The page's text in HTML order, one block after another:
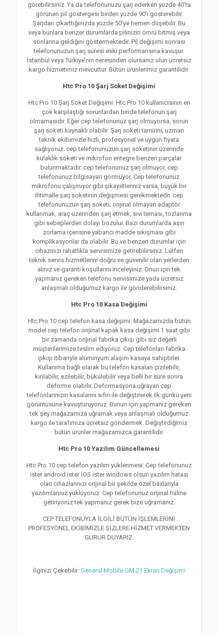
görebilirsiniz. Ya da telefonunuzu şarj ederken yüzde 40’ta
görünen pil göstergesi birden yüzde 90’ı gösterebilir.
Şarjdan çıkarttığınızda yüzde 50’ye hemen düşebilir. Bu
veya bunlara benzer durumlarda pilinizin ömrü bitmiş veya
sonlarına geldiğini göstermektedir. Pil değişimi sonrası
telefonunuzun şarj süresi eski performansına kavuşur.
İstanbul veya Türkiye’nin neresinden olursanız olun ücretsiz
kargo hizmetimiz mevcuttur. Bütün ürünlerimiz garantilidir.
Htc Pro 10 Şarj Soket Değişimi
Htc Pro 10 Şarj Soket Değişimi: Htc Pro 10 kullanıcısının en
çok karşılaştığı sorunlardan biride telefonun şarj
olmamasıdır. Eğer cep telefonunuz şarj olmuyorsa, sorun
şarj soketi kaynaklı olabilir. Şarj soketi tamirini; uzman
teknik ekibimizle hızlı, profesyonel ve uygun fiyata
sağlıyoruz. cep telefonunuzun şarj soketinin üzerinde
kulaklık soketi ve mikrofon entegre benzeri parçalar
bulunmaktadır. cep telefonunuz şarj olmuyor, cep
telefonunuz bilgisayarı görmüyor, Cep telefonunuz
mikrofonu çalışmıyor gibi şikayetleriniz varsa, büyük bir
ihtimalle şarj soketinin değişmesi gerekmektedir. cep
telefonunuzun şarj soketi; orijinal olmayan adaptör
kullanmak, araç üzerinden şarj etmek, sıvı teması, tozlanma
gibi sebeplerden dolayı bozulur. Bazı durumlarda aşırı
zorlama içerisine yabancı madde sıkışması gibi
komplikasyonlar da olabilir. Bu ve benzeri durumlar için
cihazınızı rahatlıkla servisimize getirebilirsiniz. Lütfen
teknik servis hizmetlerini doğru ve güvenilir olan yerlerden
alınız ve garanti koşullarını inceleyiniz. Onun için tek
yapmanız gereken telefonu servisimize yada ücretsiz
anlaşmalı olduğumuz kargo ile gönderebilirsiniz.
Htc Pro 10 Kasa Değişimi
Htc Pro 10 cep telefon kasa değişimi: Mağazamızda bütün
model cep telefon orijinal kapak kasa değişimi 1 saat gibi
bir zamanda orijinal fabrika çıkışı gibi siz değerli
müşterilerimize teslim ediyoruz. Cep telefonları fabrika
çıkışı itibariyle alüminyum alaşım kasaya sahiptirler.
Kullanıma bağlı olarak bu telefon kasaları çizilebilir,
kırılabilir, ezilebilir, bükülebilir veya belli bir süre sonra
deforme olabilir. Deformasyona uğrayan cep
telefonlarınızın kasalarını sıfırı ile değiştirerek ilk günkü yeni
görüntüsüne kavuşturuyoruz. Bunun için yapmanız gereken
tek şey mağazamıza uğramak veya anlaşmalı olduğumuz
kargo ile tarafımıza ücretsiz göndermek. Değiştirdiğimiz
bütün ürünler mağazamızca garantilidir.
Htc Pro 10 Yazılım Güncellemesi
Htc Pro 10 cep telefon yazılım yüklenmesi: Cep telefonunuz
ister android ister İOS ister windows olsun yazılım hatası
olan cihazlarınızı orijinal bir şekilde özel baxlarıyla
yazılımlarınız yüklüyoruz. Cep telefonunuz orijinal haline
getiriyoruz tek yapmanız gerek bize uğramanız.
CEP TELEFONUYLA İLGİLİ BÜTÜN İŞLEMLERİNİ
PROFESYONEL EKİBİMİZLE SİZLERE HİZMET VERMEKTEN
GURUR DUYARIZ.
İlginizi Çekebilir: General Mobile GM 21 Ekran Değişimi